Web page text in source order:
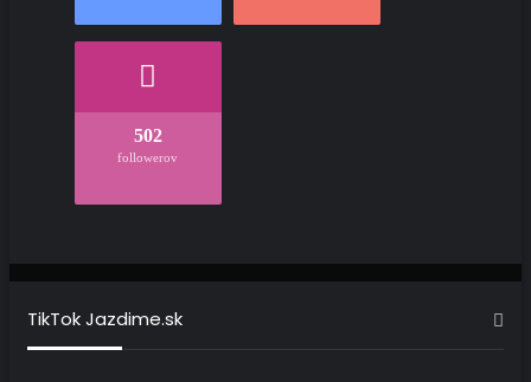
502
followerov
TikTok Jazdime.sk